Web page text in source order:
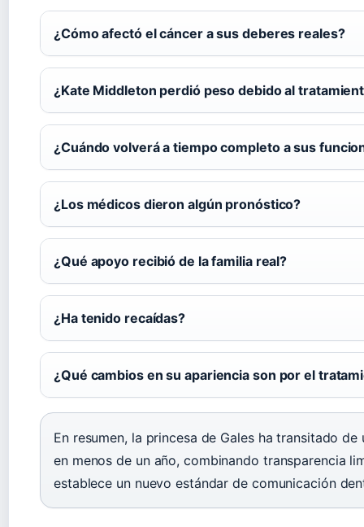
¿Cómo afectó el cáncer a sus deberes reales?
¿Kate Middleton perdió peso debido al
¿Cuándo volverá a tiempo completo a sus
¿Los médicos dieron algún pronóstico?
¿Qué apoyo recibió de la familia real?
¿Ha tenido recaídas?
¿Qué cambios en su apariencia son por el
En resumen, la princesa de Gales ha transitado
en menos de un año, combinando transparencia
establece un nuevo estándar de comunicación